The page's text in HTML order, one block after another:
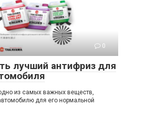
0
лучший антифриз для
из самых важных веществ,
для его нормальной